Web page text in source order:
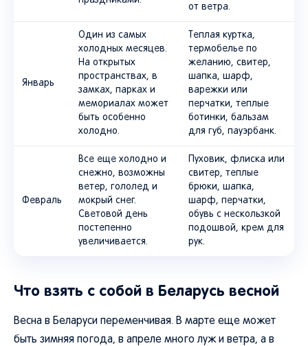
от ветра.
Январь
Один из самых
холодных месяцев.
На открытых
пространствах, в
замках, парках и
мемориалах может
быть особенно
холодно.
Теплая куртка,
термобелье по
желанию, свитер,
шапка, шарф,
варежки или
перчатки, теплые
ботинки, бальзам
для губ, пауэрбанк.
Февраль
Все еще холодно и
снежно, возможны
ветер, гололед и
мокрый снег.
Световой день
постепенно
увеличивается.
Пуховик, флиска или
свитер, теплые
брюки, шапка,
шарф, перчатки,
обувь с нескользкой
подошвой, крем для
рук.
Что взять с собой в Беларусь весной
Весна в Беларуси переменчивая. В марте еще может
быть зимняя погода, в апреле много луж и ветра, а в